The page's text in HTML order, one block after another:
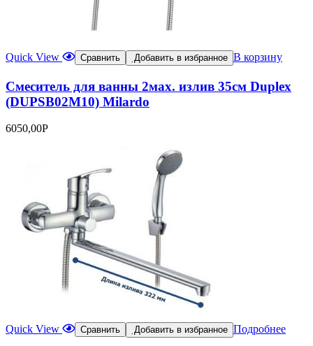
Quick View Сравнить Добавить в избранное В корзину
Смеситель для ванны 2мах. излив 35см Duplex
(DUPSB02M10) Milardo
6050,00Р
Quick View Сравнить Добавить в избранное Подробнее